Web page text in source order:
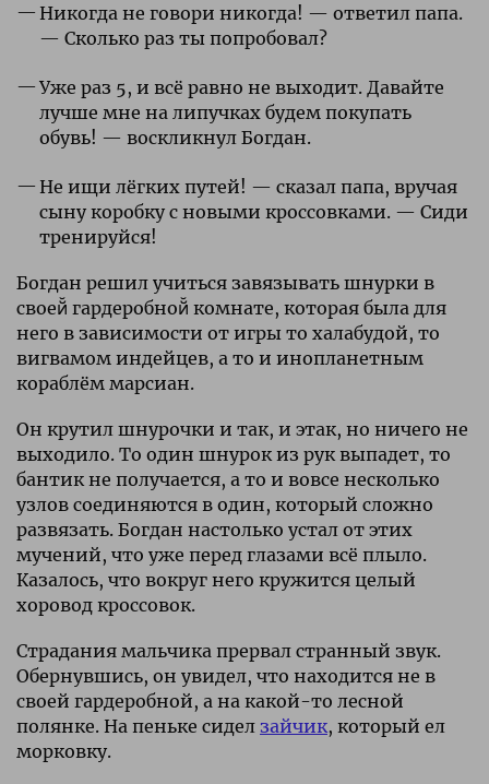
Никогда не говори никогда! — ответил папа.
— Сколько раз ты попробовал?
Уже раз 5, и всё равно не выходит. Давайте
лучше мне на липучках будем покупать
обувь! — воскликнул Богдан.
Не ищи лёгких путей! — сказал папа, вручая
сыну коробку с новыми кроссовками. — Сиди
тренируйся!
Богдан решил учиться завязывать шнурки в
своей̆ гардеробной̆ комнате, которая была для
него в зависимости от игры то халабудой, то
вигвамом индейцев, а то и инопланетным
кораблём марсиан.
Он крутил шнурочки и так, и этак, но ничего не
выходило. То один шнурок из рук выпадет, то
бантик не получается, а то и вовсе несколько
узлов соединяются в один, который сложно
развязать. Богдан настолько устал от этих
мучений, что уже перед глазами всё плыло.
Казалось, что вокруг него кружится целый
хоровод кроссовок.
Страдания мальчика прервал странный звук.
Обернувшись, он увидел, что находится не в
своей гардеробной, а на какой-то лесной
полянке. На пеньке сидел зайчик, который ел
морковку.